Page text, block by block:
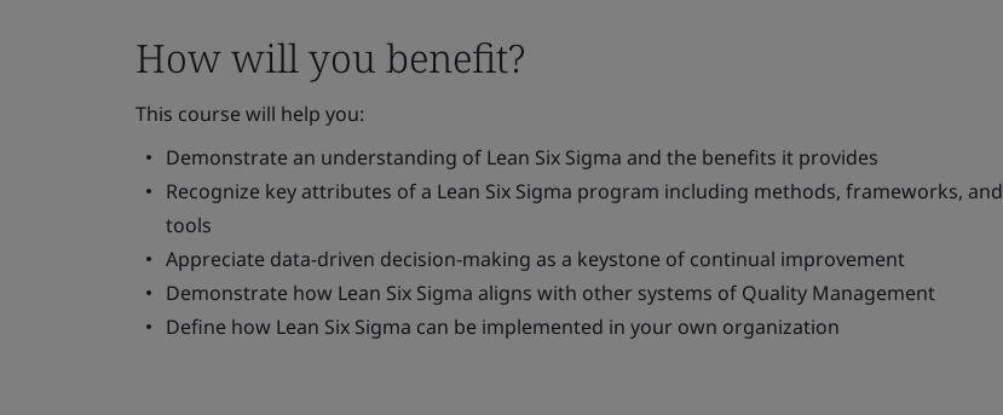
How will you benefit?
This course will help you:
Demonstrate an understanding of Lean Six Sigma and the benefits it provides
Recognize key attributes of a Lean Six Sigma program including methods, frameworks, and
tools
Appreciate data-driven decision-making as a keystone of continual improvement
Demonstrate how Lean Six Sigma aligns with other systems of Quality Management
Define how Lean Six Sigma can be implemented in your own organization